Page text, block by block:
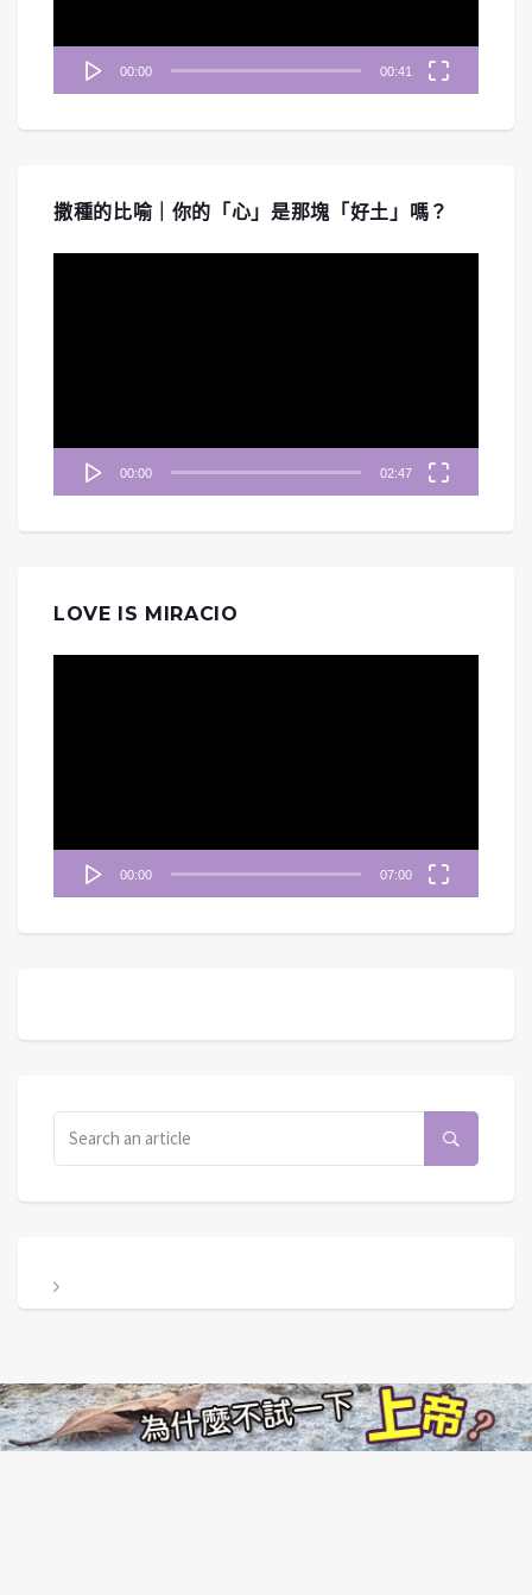
00:00 00:41
撒種的比喻｜你的「心」是那塊「好土」嗎？
00:00 02:47
LOVE IS MIRACIO
00:00 07:00